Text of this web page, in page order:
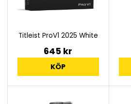
Titleist ProV1 2025 White
645 kr
KÖP